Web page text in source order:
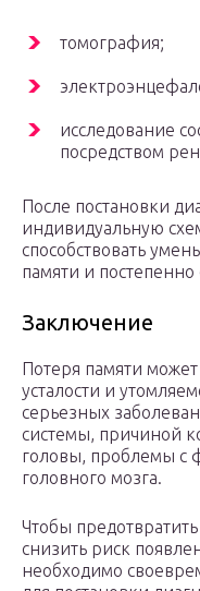
томография;
исследование
посредством
После постановки
индивидуальную
способствовать
памяти и
Заключение
Потеря памяти может
усталости и
серьезных
системы, причиной
головы, проблемы с
головного мозга.
Чтобы
снизить риск
необходимо